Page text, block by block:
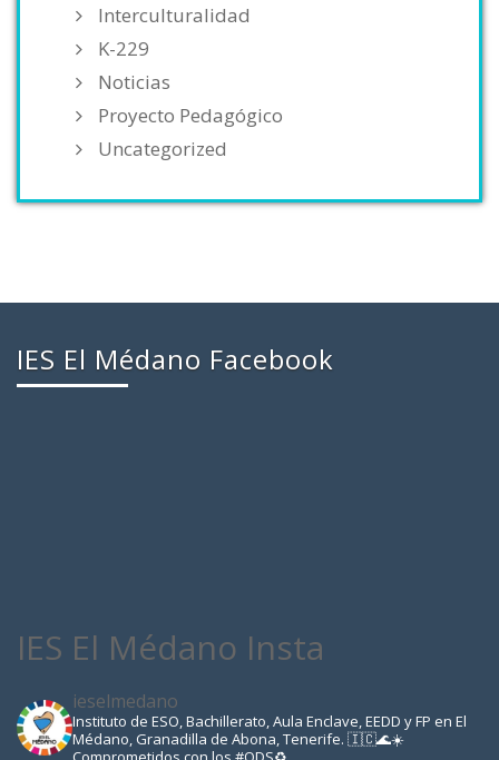
Interculturalidad
K-229
Noticias
Proyecto Pedagógico
Uncategorized
IES El Médano Facebook
IES El Médano Insta
ieselmedano
Instituto de ESO, Bachillerato, Aula Enclave, EEDD y FP en El
Médano, Granadilla de Abona, Tenerife. 🇮🇨🌊☀️